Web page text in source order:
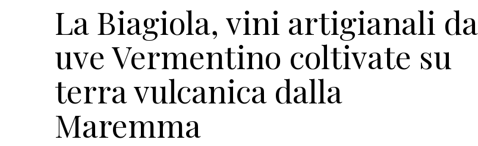
La Biagiola, vini artigianali da
uve Vermentino coltivate su
terra vulcanica dalla
Maremma